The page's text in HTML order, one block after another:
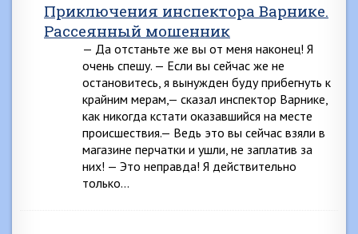
Приключения инспектора Варнике.
Рассеянный мошенник
— Да отстаньте же вы от меня наконец! Я
очень спешу. — Если вы сейчас же не
остановитесь, я вынужден буду прибегнуть к
крайним мерам,— сказал инспектор Варнике,
как никогда кстати оказавшийся на месте
происшествия.— Ведь это вы сейчас взяли в
магазине перчатки и ушли, не заплатив за
них! — Это неправда! Я действительно
только…